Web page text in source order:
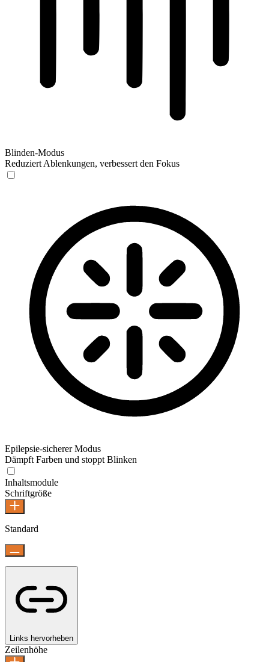
Blinden-Modus
Reduziert Ablenkungen, verbessert den Fokus
Epilepsie-sicherer Modus
Dämpft Farben und stoppt Blinken
Inhaltsmodule
Schriftgröße
Standard
Links hervorheben
Zeilenhöhe